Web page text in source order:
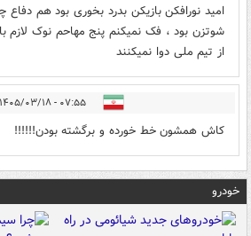
امید نورافکن بازیکن بدرد بخوری بود هم
شوتزن بود ، فک نمیکنم پنج مهاحم نوک لازم
از تیم ملی دوا نمیکنند
۰۷:۵۵ - ۱۴۰۵/۰۳/۱۸
کاش همشون خط خورده و برگشته بودن!!!!!!
خودرو